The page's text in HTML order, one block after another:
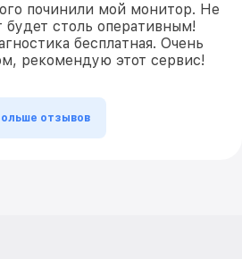
починили мой монитор. Не
столь оперативным!
бесплатная. Очень
рекомендую этот сервис!
отзывов